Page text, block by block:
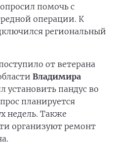
помочь с
операции. К
региональный
от ветерана
Владимира
установить пандус во
планируется
недель. Также
организуют ремонт